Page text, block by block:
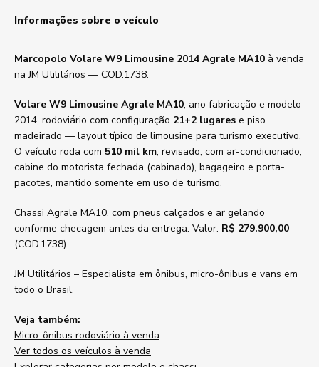
Informações sobre o veículo
Marcopolo Volare W9 Limousine 2014 Agrale MA10 à venda
na JM Utilitários — COD.1738.
Volare W9 Limousine Agrale MA10, ano fabricação e modelo
2014, rodoviário com configuração 21+2 lugares e piso
madeirado — layout típico de limousine para turismo executivo.
O veículo roda com 510 mil km, revisado, com ar-condicionado,
cabine do motorista fechada (cabinado), bagageiro e porta-
pacotes, mantido somente em uso de turismo.
Chassi Agrale MA10, com pneus calçados e ar gelando
conforme checagem antes da entrega. Valor: R$ 279.900,00
(COD.1738).
JM Utilitários – Especialista em ônibus, micro-ônibus e vans em
todo o Brasil.
Veja também:
Micro-ônibus rodoviário à venda
Ver todos os veículos à venda